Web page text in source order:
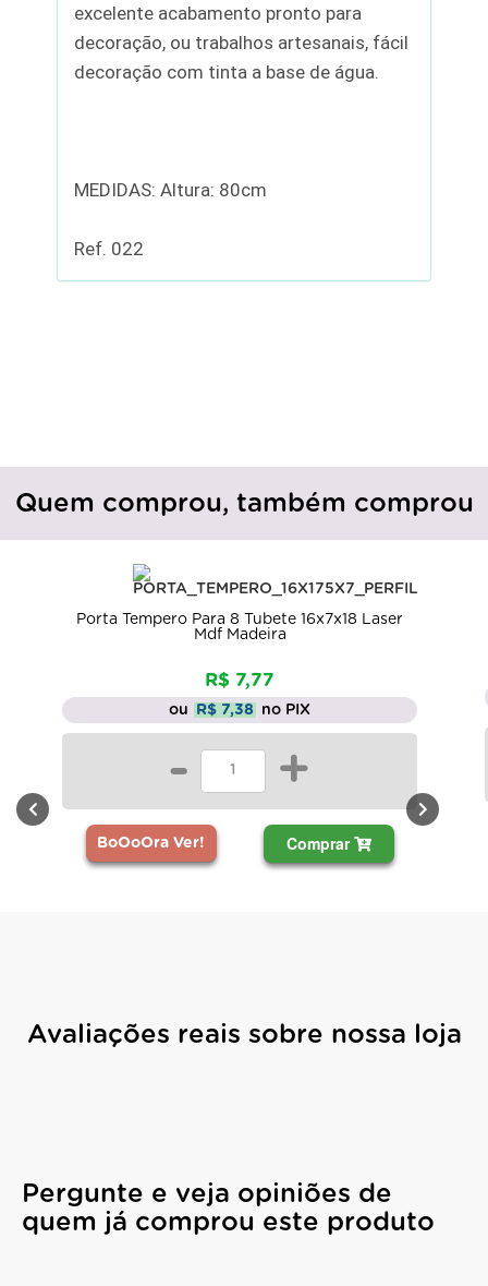
excelente acabamento pronto para
decoração, ou trabalhos artesanais, fácil
decoração com tinta a base de água.
MEDIDAS: Altura: 80cm
Ref. 022
Quem comprou, também comprou
Porta Tempero Para 8 Tubete 16x7x18 Laser
Mdf Madeira
R$ 7,77
ou R$ 7,38 no PIX
- +
BoOoOra Ver! Comprar
Avaliações reais sobre nossa loja
Pergunte e veja opiniões de
quem já comprou este produto